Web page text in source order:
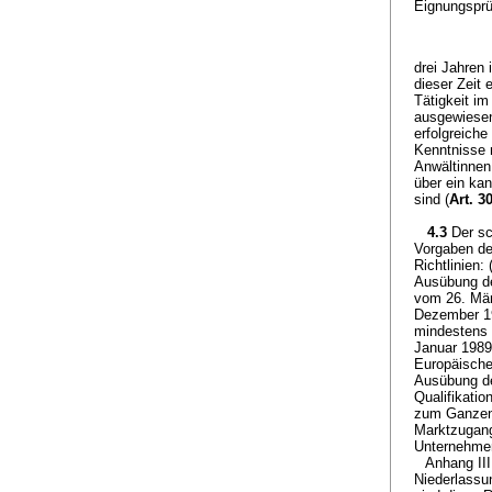
drei Jahren
dieser Zeit
Tätigkeit im
über ein
sind (Art.
4.3 Der
Vorgaben
Richtlinien:
Ausübung
vom 26.
Dezember
mindestens
Januar
Ausübung
zum
Anhang